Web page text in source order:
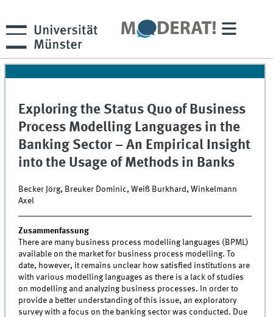
Exploring the Status Quo of Business
Process Modelling Languages in the
Banking Sector – An Empirical Insight
into the Usage of Methods in Banks
Becker Jörg, Breuker Dominic, Weiß Burkhard, Winkelmann
Axel
Zusammenfassung
There are many business process modelling languages (BPML)
available on the market for business process modelling. To
date, however, it remains unclear how satisfied institutions are
with various modelling languages as there is a lack of studies
on modelling and analyzing business processes. In order to
provide a better understanding of this issue, an exploratory
survey with a focus on the banking sector was conducted. Due